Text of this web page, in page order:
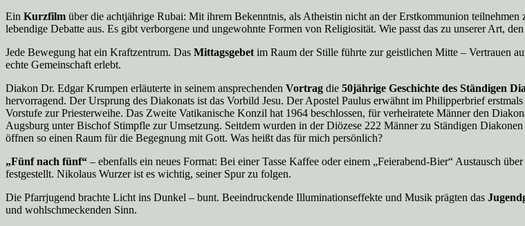
Ein Kurzfilm über die achtjährige Rubai: Mit ihrem Bekenntnis, als Atheistin nicht an der Erstkommunion
lebendige Debatte aus. Es gibt verborgene und ungewohnte Formen von Religiosität. Wie passt das zu unserer Art,
Jede Bewegung hat ein Kraftzentrum. Das Mittagsgebet im Raum der Stille führte zur geistlichen Mitte – Vertrauen
echte Gemeinschaft erlebt.
Diakon Dr. Edgar Krumpen erläuterte in seinem ansprechenden Vortrag die 50jährige Geschichte des Ständigen
hervorragend. Der Ursprung des Diakonats ist das Vorbild Jesu. Der Apostel Paulus erwähnt im Philipperbrief
Vorstufe zur Priesterweihe. Das Zweite Vatikanische Konzil hat 1964 beschlossen, für verheiratete Männer den
Augsburg unter Bischof Stimpfle zur Umsetzung. Seitdem wurden in der Diözese 222 Männer zu Ständigen
öffnen so einen Raum für die Begegnung mit Gott. Was heißt das für mich persönlich?
„Fünf nach fünf“ – ebenfalls ein neues Format: Bei einer Tasse Kaffee oder einem „Feierabend-Bier“ Austausch
festgestellt. Nikolaus Wurzer ist es wichtig, seiner Spur zu folgen.
Die Pfarrjugend brachte Licht ins Dunkel – bunt. Beeindruckende Illuminationseffekte und Musik prägten das
und wohlschmeckenden Sinn.